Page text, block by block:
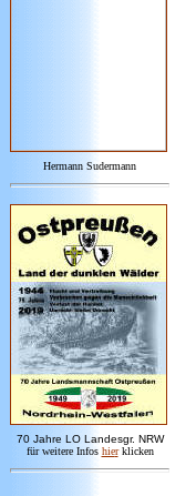
Hermann Sudermann
70 Jahre LO Landesgr. NRW
für weitere Infos hier klicken